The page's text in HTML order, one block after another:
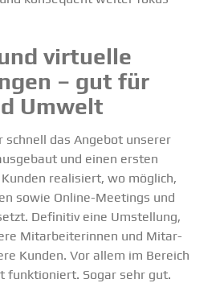
virtuelle
– gut für
Umwelt
schnell das Angebot unserer
und einen ersten
reali­siert, wo möglich,
sowie Online-Meetings und
Definitiv eine Umstellung,
Mitar­bei­te­rinnen und Mitar­
Kunden. Vor allem im Bereich
funktio­niert. Sogar sehr gut.